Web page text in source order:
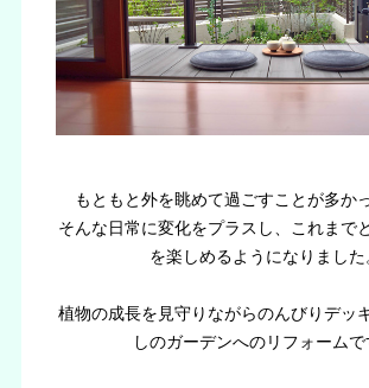
もともと外を眺めて過ごすことが多か
そんな日常に変化をプラスし、これまで
を楽しめるようになりました
植物の成長を見守りながらのんびりデッ
しのガーデンへのリフォームで